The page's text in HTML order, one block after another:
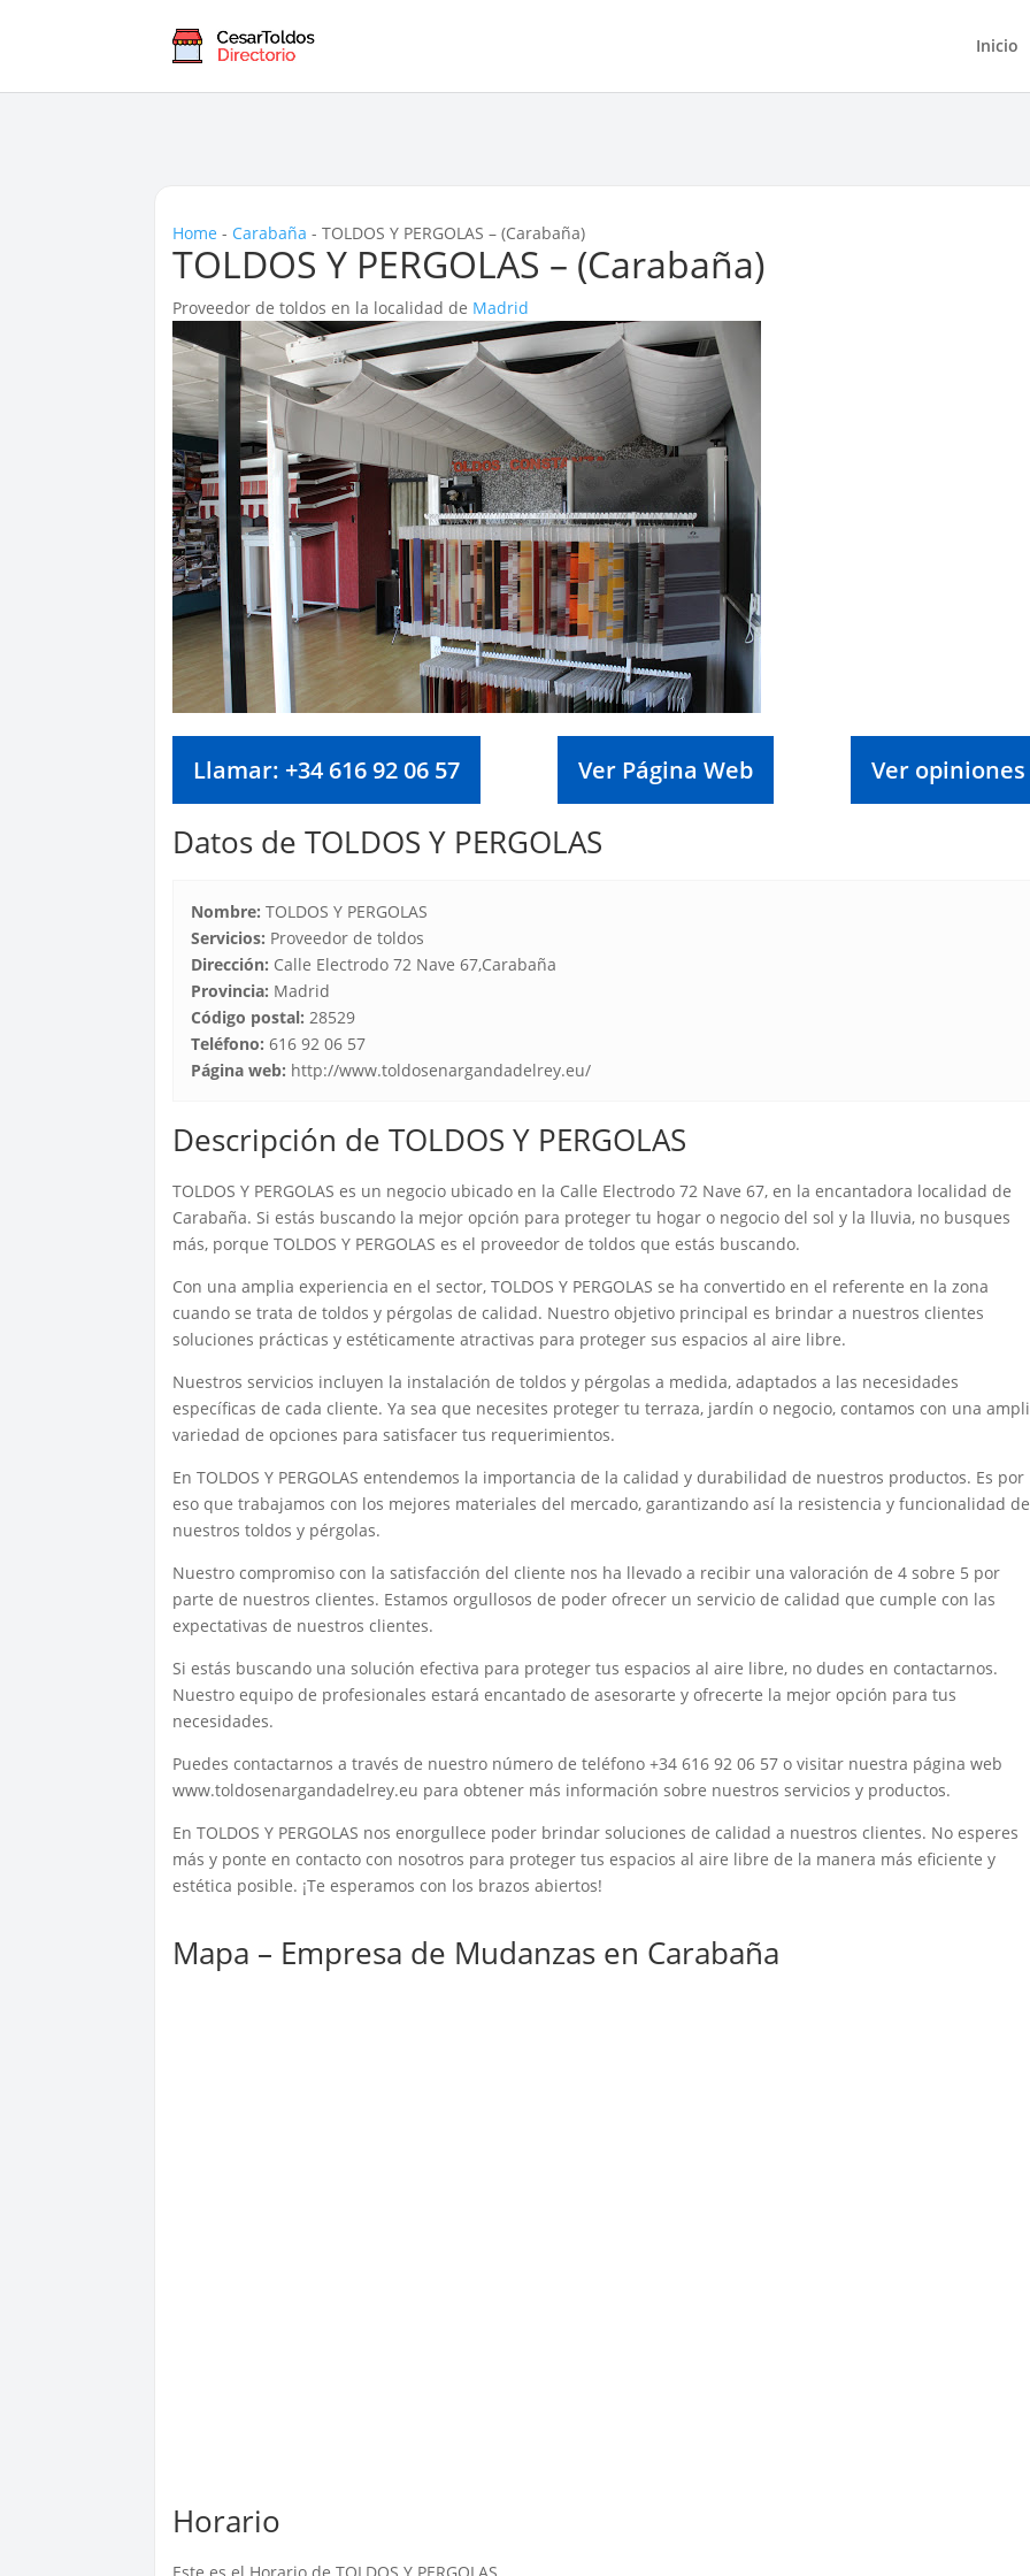
Inicio
Home - Carabaña -TOLDOS Y PERGOLAS – (Carabaña)
TOLDOS Y PERGOLAS – (Carabaña)
Proveedor de toldos en la localidad de Madrid
Llamar: +34 616 92 06 57 Ver Página Web Ver opiniones
Datos de TOLDOS Y PERGOLAS
Nombre: TOLDOS Y PERGOLAS
Servicios: Proveedor de toldos
Dirección: Calle Electrodo 72 Nave 67,Carabaña
Provincia: Madrid
Código postal: 28529
Teléfono: 616 92 06 57
Página web: http://www.toldosenargandadelrey.eu/
Descripción de TOLDOS Y PERGOLAS
TOLDOS Y PERGOLAS es un negocio ubicado en la Calle Electrodo 72 Nave 67, en la encantadora localidad de
Carabaña. Si estás buscando la mejor opción para proteger tu hogar o negocio del sol y la lluvia, no busques
más, porque TOLDOS Y PERGOLAS es el proveedor de toldos que estás buscando.
Con una amplia experiencia en el sector, TOLDOS Y PERGOLAS se ha convertido en el referente en la zona
cuando se trata de toldos y pérgolas de calidad. Nuestro objetivo principal es brindar a nuestros clientes
soluciones prácticas y estéticamente atractivas para proteger sus espacios al aire libre.
Nuestros servicios incluyen la instalación de toldos y pérgolas a medida, adaptados a las necesidades
específicas de cada cliente. Ya sea que necesites proteger tu terraza, jardín o negocio, contamos con una
variedad de opciones para satisfacer tus requerimientos.
En TOLDOS Y PERGOLAS entendemos la importancia de la calidad y durabilidad de nuestros productos. Es por
eso que trabajamos con los mejores materiales del mercado, garantizando así la resistencia y funcionalidad de
nuestros toldos y pérgolas.
Nuestro compromiso con la satisfacción del cliente nos ha llevado a recibir una valoración de 4 sobre 5 por
parte de nuestros clientes. Estamos orgullosos de poder ofrecer un servicio de calidad que cumple con las
expectativas de nuestros clientes.
Si estás buscando una solución efectiva para proteger tus espacios al aire libre, no dudes en contactarnos.
Nuestro equipo de profesionales estará encantado de asesorarte y ofrecerte la mejor opción para tus
necesidades.
Puedes contactarnos a través de nuestro número de teléfono +34 616 92 06 57 o visitar nuestra página web
www.toldosenargandadelrey.eu para obtener más información sobre nuestros servicios y productos.
En TOLDOS Y PERGOLAS nos enorgullece poder brindar soluciones de calidad a nuestros clientes. No esperes
más y ponte en contacto con nosotros para proteger tus espacios al aire libre de la manera más eficiente y
estética posible. ¡Te esperamos con los brazos abiertos!
Mapa – Empresa de Mudanzas en Carabaña
Horario